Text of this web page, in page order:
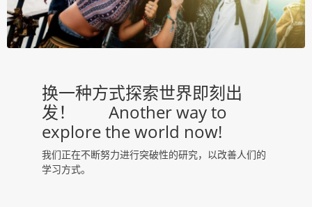
换一种方式探索世界即刻出
发！        Another way to
explore the world now!
我们正在不断努力进行突破性的研究，以改善人们的
学习方式。